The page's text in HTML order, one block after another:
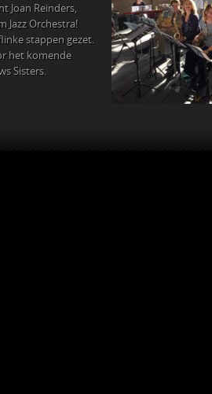
Joan Reinders,
Jazz Orchestra!
stappen gezet.
het komende
Sisters.